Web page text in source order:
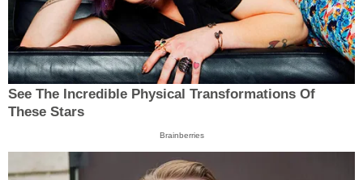
See The Incredible Physical Transformations Of
These Stars
Brainberries